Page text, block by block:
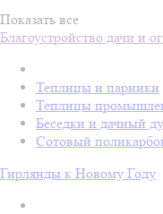
Показать все
Благоустройство дачи и
Теплицы и парники
Теплицы
Беседки и дачный
Сотовый
Гирлянды к Новому Году